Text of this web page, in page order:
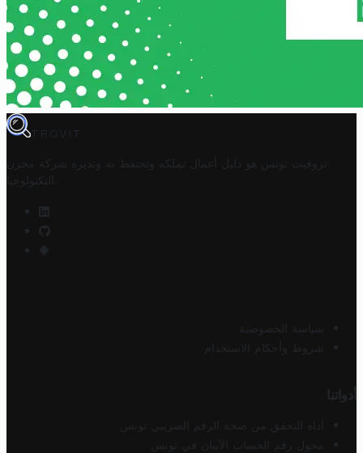
TROVIT
تروفيت تونس هو دليل أعمال تملكه وتحتفظ به وتديره
شركة مخزن
التكنولوجيا
سياسة الخصوصية
شروط وأحكام الاستخدام
أدواتنا
أداة التحقق من صحة الرقم الضريبي تونس
محول رقم الحساب الآيبان في تونس